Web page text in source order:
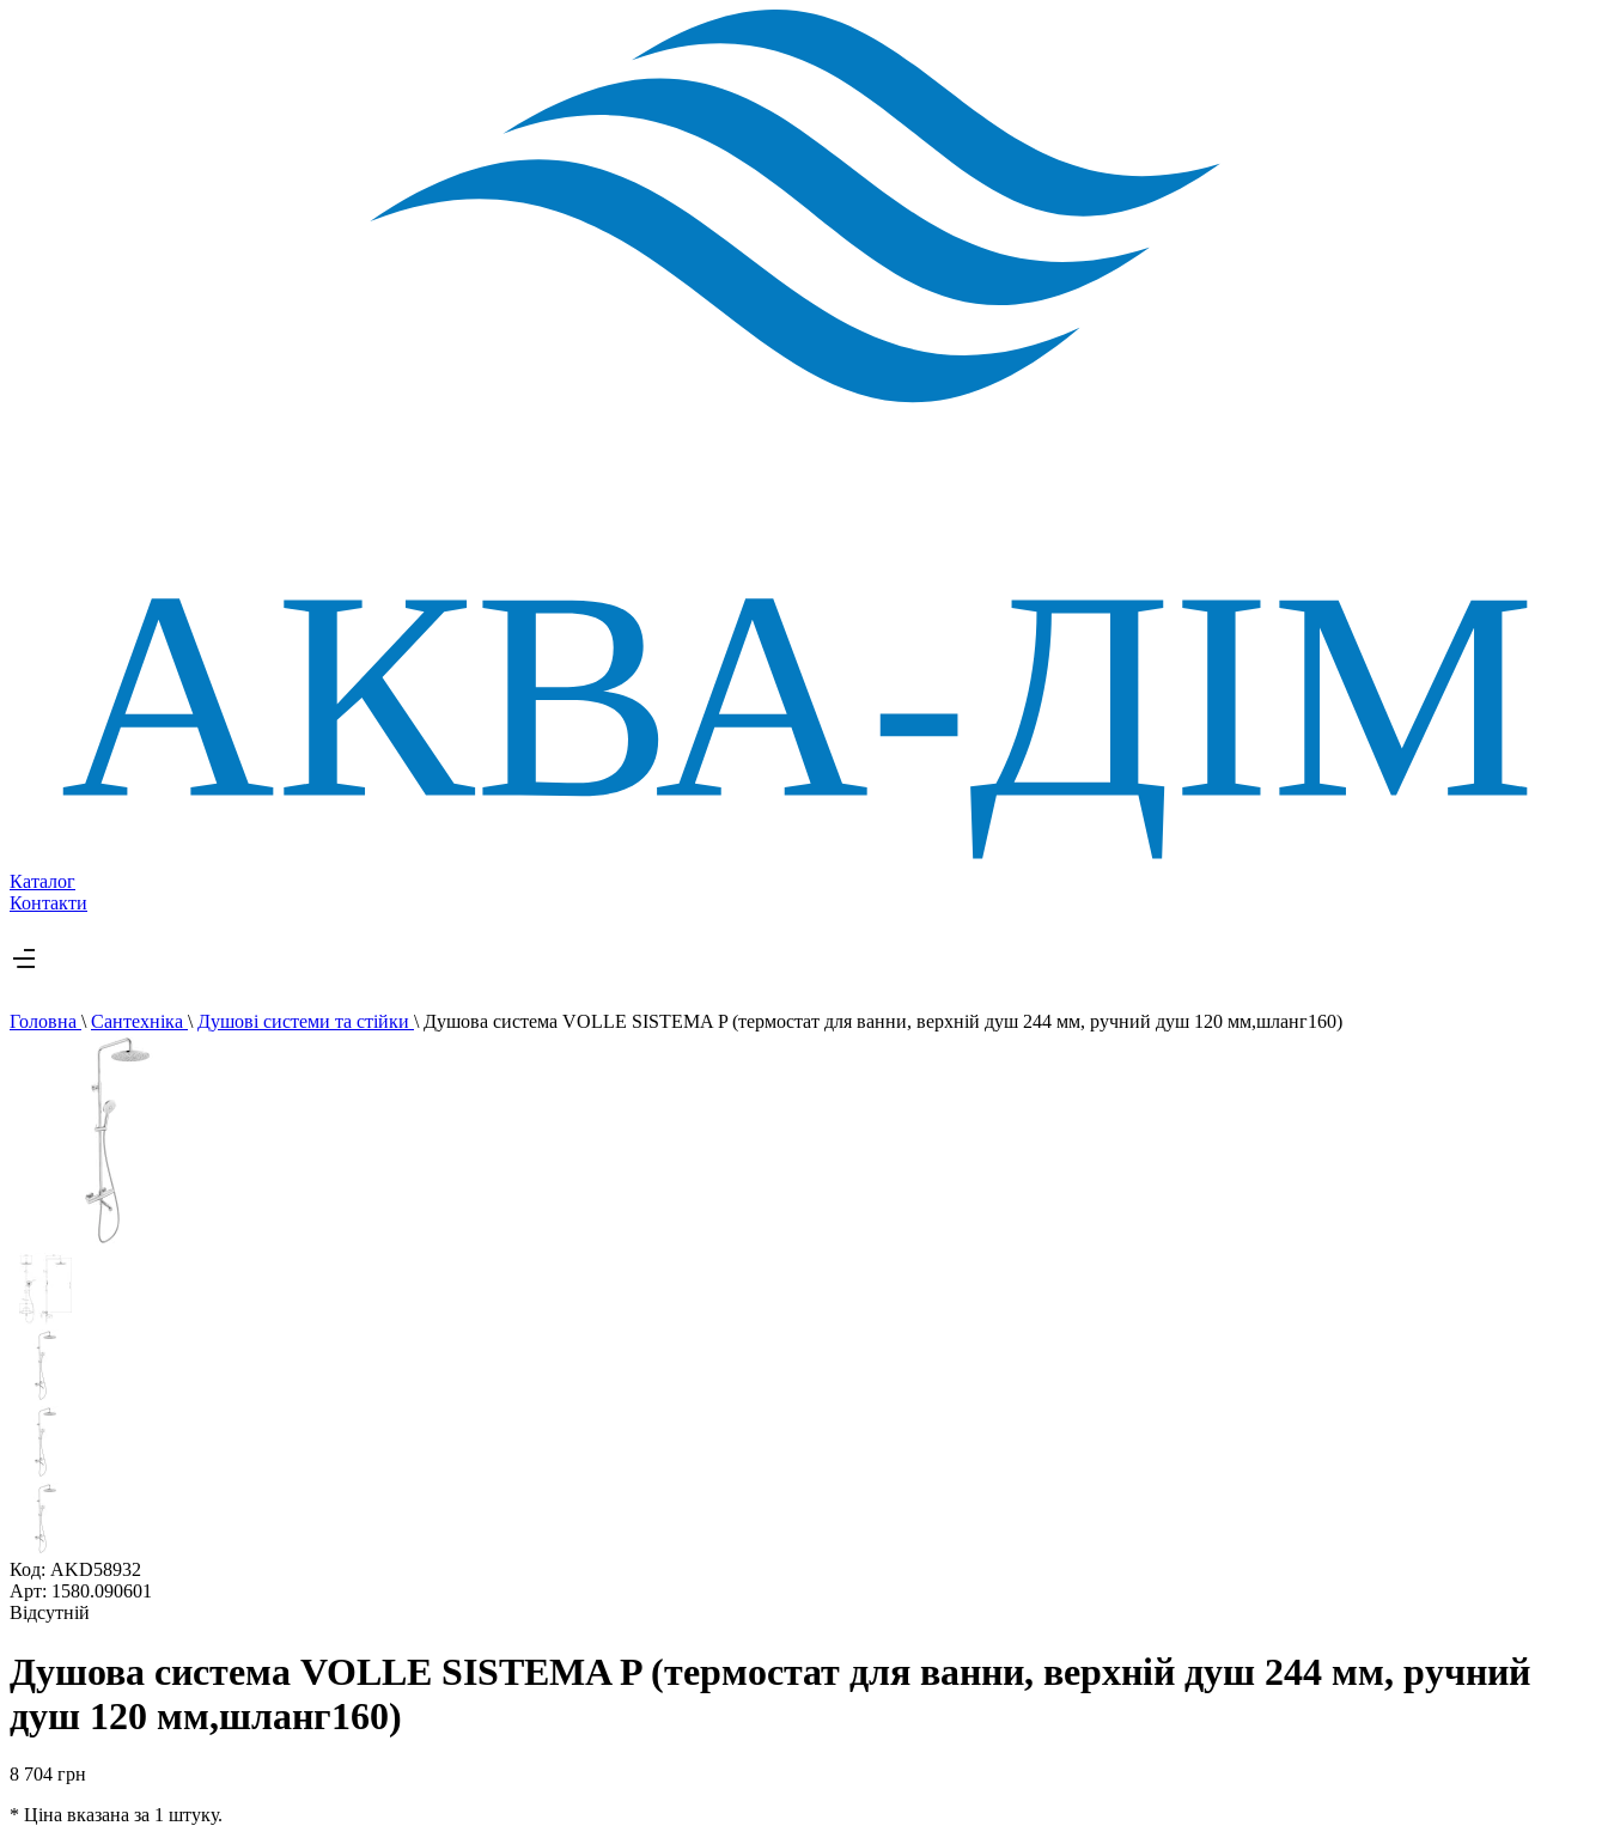
Каталог
Контакти
Головна \ Сантехніка \ Душові системи та стійки \ Душова система VOLLE SISTEMA P (термостат для ванни, верхній душ 244 мм, ручний душ 120 мм,шланг160)
Код: AKD58932
Арт: 1580.090601
Відсутній
Душова система VOLLE SISTEMA P (термостат для ванни, верхній душ 244 мм, ручний
душ 120 мм,шланг160)
8 704 грн
* Ціна вказана за 1 штуку.